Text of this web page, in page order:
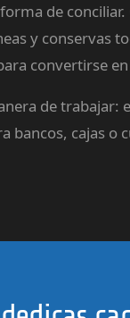
de
y conservas
convertirse
de
bancos, cajas